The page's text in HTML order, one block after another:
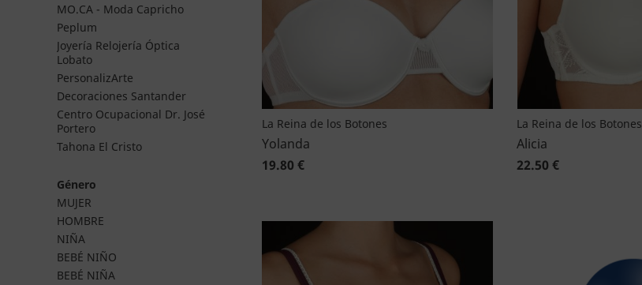
MO.CA - Moda Capricho
Peplum
Joyería Relojería Óptica
Lobato
PersonalizArte
Decoraciones Santander
Centro Ocupacional Dr. José
Portero
Tahona El Cristo
Género
MUJER
HOMBRE
NIÑA
BEBÉ NIÑO
BEBÉ NIÑA
La Reina de los Botones
Yolanda
19.80 €
La Reina de los Botones
Alicia
22.50 €